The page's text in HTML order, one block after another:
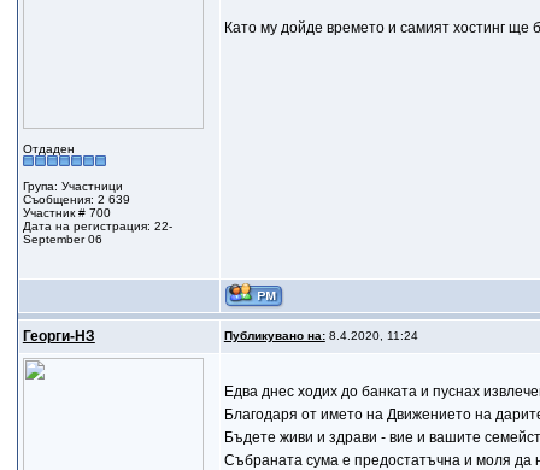
Отдаден
Група: Участници
Съобщения: 2 639
Участник # 700
Дата на регистрация: 22-
September 06
Като му дойде времето и самият хостинг ще
Георги-НЗ Публикувано на:8.4.2020, 11:24
Едва днес ходих до банката и пуснах
Благодаря от името на Движението на
Бъдете живи и здрави - вие и вашите
Събраната сума е предостатъчна и моля да